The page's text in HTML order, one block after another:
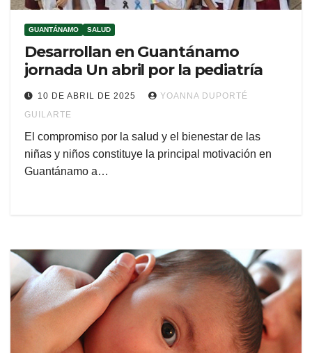
GUANTÁNAMO SALUD
Desarrollan en Guantánamo
jornada Un abril por la pediatría
10 DE ABRIL DE 2025
YOANNA DUPORTÉ
GUILARTE
El compromiso por la salud y el bienestar de las
niñas y niños constituye la principal motivación en
Guantánamo a…